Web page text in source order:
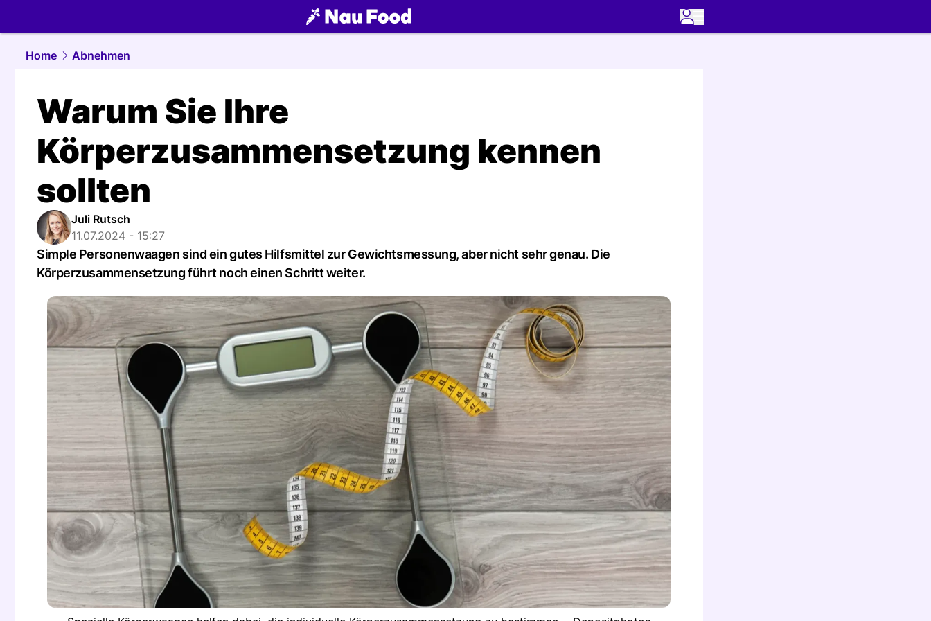
food.NAU.ch
Home
Abnehmen
Warum Sie Ihre
Körperzusammensetzung kennen
sollten
Juli Rutsch
11.07.2024 - 15:27
Simple Personenwaagen sind ein gutes Hilfsmittel zur Gewichtsmessung, aber nicht sehr genau. Die
Körperzusammensetzung führt noch einen Schritt weiter.